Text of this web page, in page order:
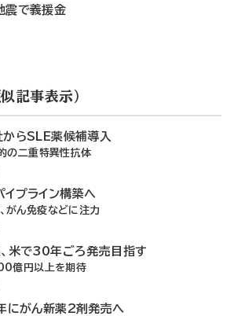
震で義援金
記事表示）
からSLE薬候補導入
二重特異性抗体
イプライン構築へ
がん免疫などに注力
米で30年ごろ発売目指す
億円以上を期待
にがん新薬2剤発売へ